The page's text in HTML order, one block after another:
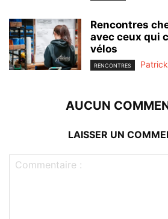
Rencontres
avec ceux qui
vélos
RENCONTRES Patrick
AUCUN
LAISSER UN